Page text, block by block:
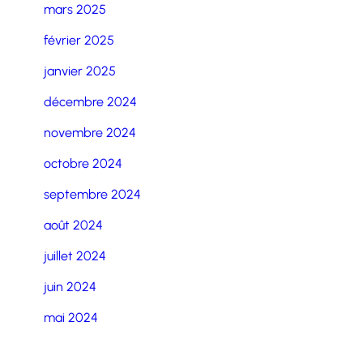
mars 2025
février 2025
janvier 2025
décembre 2024
novembre 2024
octobre 2024
septembre 2024
août 2024
juillet 2024
juin 2024
mai 2024